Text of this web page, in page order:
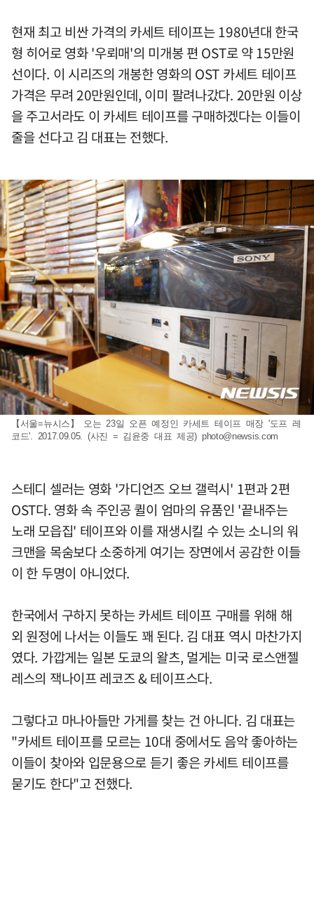
현재 최고 비싼 가격의 카세트 테이프는 1980년대 한국
형 히어로 영화 '우뢰매'의 미개봉 편 OST로 약 15만원
선이다. 이 시리즈의 개봉한 영화의 OST 카세트 테이프
가격은 무려 20만원인데, 이미 팔려나갔다. 20만원 이상
을 주고서라도 이 카세트 테이프를 구매하겠다는 이들이
줄을 선다고 김 대표는 전했다.
【서울=뉴시스】 오는 23일 오픈 예정인 카세트 테이프 매장 '도프 레
코드'. 2017.09.05. (사진 = 김윤중 대표 제공) photo@newsis.com
스테디 셀러는 영화 '가디언즈 오브 갤럭시' 1편과 2편
OST다. 영화 속 주인공 퀼이 엄마의 유품인 '끝내주는
노래 모읍집' 테이프와 이를 재생시킬 수 있는 소니의 워
크맨을 목숨보다 소중하게 여기는 장면에서 공감한 이들
이 한 두명이 아니었다.
한국에서 구하지 못하는 카세트 테이프 구매를 위해 해
외 원정에 나서는 이들도 꽤 된다. 김 대표 역시 마찬가지
였다. 가깝게는 일본 도쿄의 왈츠, 멀게는 미국 로스앤젤
레스의 잭나이프 레코즈 & 테이프스다.
그렇다고 마나아들만 가게를 찾는 건 아니다. 김 대표는
"카세트 테이프를 모르는 10대 중에서도 음악 좋아하는
이들이 찾아와 입문용으로 듣기 좋은 카세트 테이프를
묻기도 한다"고 전했다.